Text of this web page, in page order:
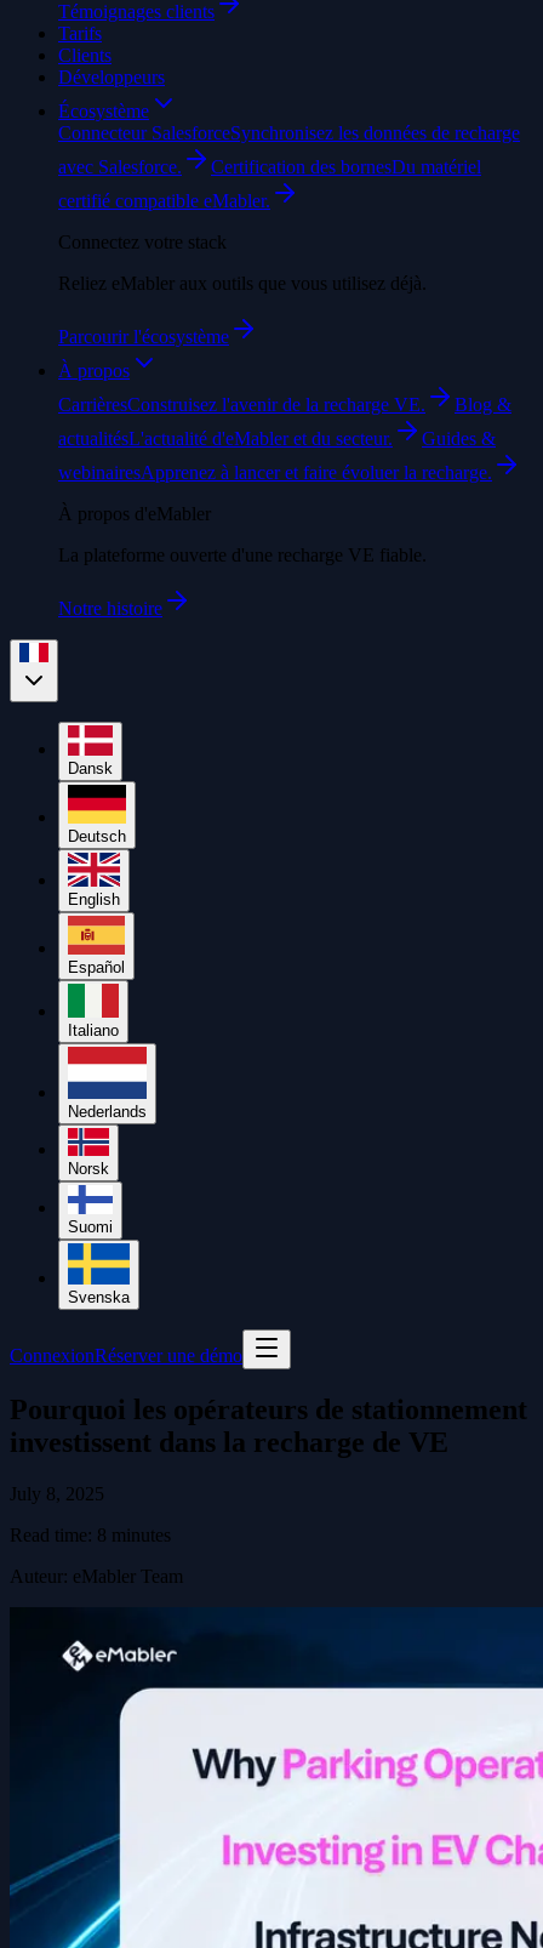
Témoignages clients
Tarifs
Clients
Développeurs
Écosystème
Connecteur SalesforceSynchronisez les données de recharge
avec Salesforce.
Certification des bornesDu matériel
certifié compatible eMabler.
Connectez votre stack
Reliez eMabler aux outils que vous utilisez déjà.
Parcourir l'écosystème
À propos
CarrièresConstruisez l'avenir de la recharge VE.
Blog &
actualitésL'actualité d'eMabler et du secteur.
Guides &
webinairesApprenez à lancer et faire évoluer la recharge.
À propos d'eMabler
La plateforme ouverte d'une recharge VE fiable.
Notre histoire
Dansk
Deutsch
English
Español
Italiano
Nederlands
Norsk
Suomi
Svenska
ConnexionRéserver une démo
Pourquoi les opérateurs de stationnement
investissent dans la recharge de VE
July 8, 2025
Read time: 8 minutes
Auteur: eMabler Team